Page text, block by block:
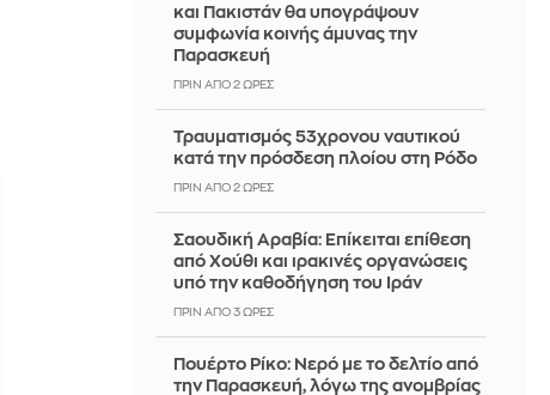
και Πακιστάν θα υπογράψουν
συμφωνία κοινής άμυνας την
Παρασκευή
ΠΡΙΝ ΑΠΌ 2 ΏΡΕΣ
Τραυματισμός 53χρονου ναυτικού
κατά την πρόσδεση πλοίου στη Ρόδο
ΠΡΙΝ ΑΠΌ 2 ΏΡΕΣ
Σαουδική Αραβία: Επίκειται επίθεση
από Χούθι και ιρακινές οργανώσεις
υπό την καθοδήγηση του Ιράν
ΠΡΙΝ ΑΠΌ 3 ΏΡΕΣ
Πουέρτο Ρίκο: Νερό με το δελτίο από
την Παρασκευή, λόγω της ανομβρίας